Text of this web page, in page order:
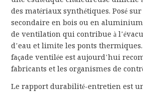
des matériaux synthétiques. Posé
secondaire en bois ou en
de ventilation qui contribue à
d’eau et limite les ponts
façade ventilée est aujourd’hui
fabricants et les organismes de
Le rapport durabilité-entretien est